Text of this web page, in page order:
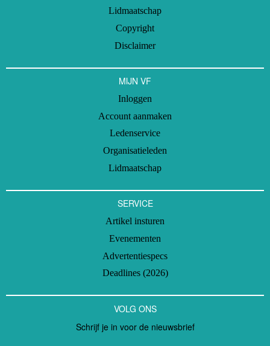
Lidmaatschap
Copyright
Disclaimer
MIJN VF
Inloggen
Account aanmaken
Ledenservice
Organisatieleden
Lidmaatschap
SERVICE
Artikel insturen
Evenementen
Advertentiespecs
Deadlines (2026)
VOLG ONS
Schrijf je in voor de nieuwsbrief